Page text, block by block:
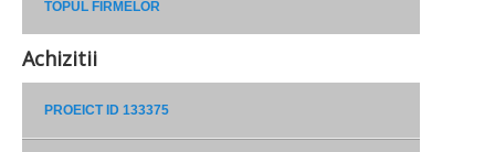
TOPUL FIRMELOR
Achizitii
PROEICT ID 133375